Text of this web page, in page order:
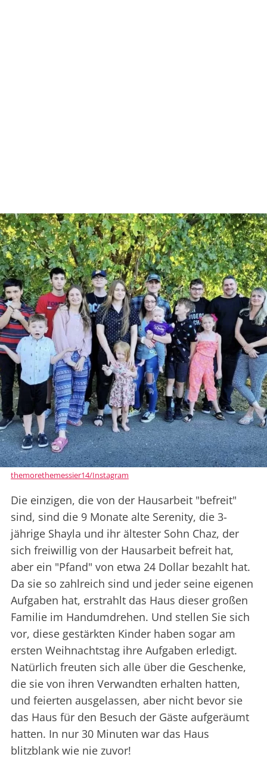
themorethemessier14/Instagram
Die einzigen, die von der Hausarbeit "befreit"
sind, sind die 9 Monate alte Serenity, die 3-
jährige Shayla und ihr ältester Sohn Chaz, der
sich freiwillig von der Hausarbeit befreit hat,
aber ein "Pfand" von etwa 24 Dollar bezahlt hat.
Da sie so zahlreich sind und jeder seine eigenen
Aufgaben hat, erstrahlt das Haus dieser großen
Familie im Handumdrehen. Und stellen Sie sich
vor, diese gestärkten Kinder haben sogar am
ersten Weihnachtstag ihre Aufgaben erledigt.
Natürlich freuten sich alle über die Geschenke,
die sie von ihren Verwandten erhalten hatten,
und feierten ausgelassen, aber nicht bevor sie
das Haus für den Besuch der Gäste aufgeräumt
hatten. In nur 30 Minuten war das Haus
blitzblank wie nie zuvor!